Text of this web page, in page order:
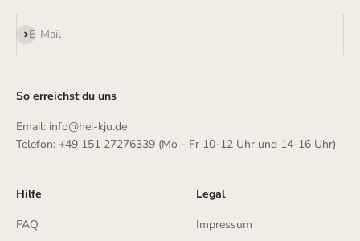
E-Mail
Abonnieren
So erreichst du uns
Email: info@hei-kju.de
Telefon: +49 151 27276339 (Mo - Fr 10-12 Uhr und 14-16 Uhr)
Hilfe
FAQ
Legal
Impressum